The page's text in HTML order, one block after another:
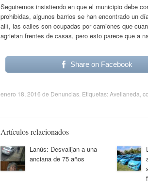
Seguiremos insistiendo en que el municipio debe
prohibidas, algunos barrios se han encontrado un
allí, las calles son ocupadas por camiones que
agrietan frentes de casas, pero esto parece que a
Share on Facebook
enero 18, 2016 de Denuncias . Etiquetas:Avellaneda
Artículos relacionados
Lanús: Desvalijan a una
anciana de 75 años